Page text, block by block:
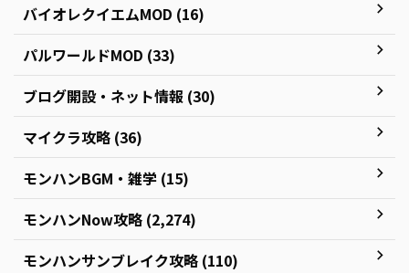
バイオレクイエムMOD (16)
パルワールドMOD (33)
ブログ開設・ネット情報 (30)
マイクラ攻略 (36)
モンハンBGM・雑学 (15)
モンハンNow攻略 (2,274)
モンハンサンブレイク攻略 (110)